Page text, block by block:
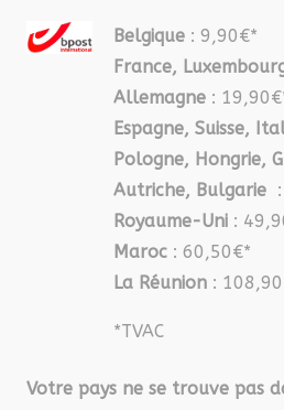
Belgique : 9,90€*
France,
Allemagne :
Espagne, Suisse,
Pologne, Hongrie,
Autriche, Bulgarie
Royaume-Uni :
Maroc : 60,50€*
La Réunion :
*TVAC
Votre pays ne se trouve pas